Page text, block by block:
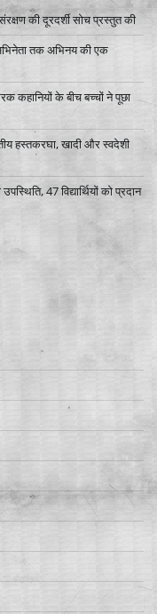
की दूरदर्शी सोच प्रस्तुत की
तक अभिनय की एक
कहानियों के बीच बच्चों ने पूछा
हस्तकरघा, खादी और स्वदेशी
47 विद्यार्थियों को प्रदान